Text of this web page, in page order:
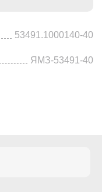
53491.1000140-40
ЯМЗ-53491-40